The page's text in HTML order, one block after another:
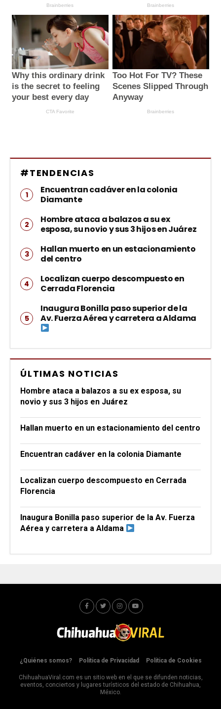
#TENDENCIAS
Encuentran cadáver en la colonia
Diamante
Hombre ataca a balazos a su ex
esposa, su novio y sus 3 hijos en Juárez
Hallan muerto en un estacionamiento
del centro
Localizan cuerpo descompuesto en
Cerrada Florencia
Inaugura Bonilla paso superior de la
Av. Fuerza Aérea y carretera a Aldama
ÚLTIMAS NOTICIAS
Hombre ataca a balazos a su ex esposa, su
novio y sus 3 hijos en Juárez
Hallan muerto en un estacionamiento del centro
Encuentran cadáver en la colonia Diamante
Localizan cuerpo descompuesto en Cerrada
Florencia
Inaugura Bonilla paso superior de la Av. Fuerza
Aérea y carretera a Aldama
¿Quiénes somos? Política de Privacidad Política de Cookies
ChihuahuaViral.com es un sitio web en el que se difunden noticias,
eventos, conciertos y lugares turísticos del estado de Chihuahua,
México.